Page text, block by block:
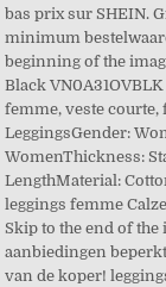
bas prix sur SHEIN.
minimum
beginning of the
Black
femme, veste
LeggingsGender:
WomenThickness:
LengthMaterial:
leggings femme
Skip to the end of
aanbiedingen
van de koper!